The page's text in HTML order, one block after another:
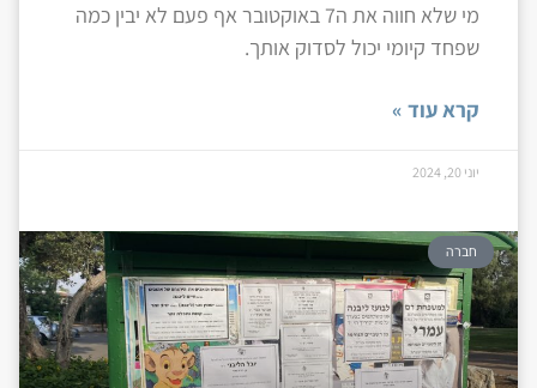
מי שלא חווה את ה7 באוקטובר אף פעם לא יבין כמה
שפחד קיומי יכול לסדוק אותך.
קרא עוד »
יוני 20, 2024
חברה